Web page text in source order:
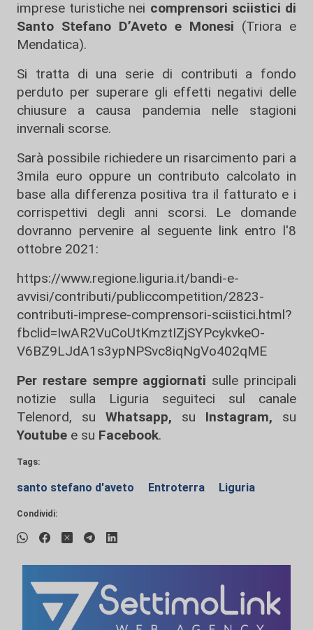
imprese turistiche nei comprensori sciistici di
Santo Stefano D’Aveto e Monesi (Triora e
Mendatica).
Si tratta di una serie di contributi a fondo
perduto per superare gli effetti negativi delle
chiusure a causa pandemia nelle stagioni
invernali scorse.
Sarà possibile richiedere un risarcimento pari a
3mila euro oppure un contributo calcolato in
base alla differenza positiva tra il fatturato e i
corrispettivi degli anni scorsi. Le domande
dovranno pervenire al seguente link entro l'8
ottobre 2021:
https://www.regione.liguria.it/bandi-e-
avvisi/contributi/publiccompetition/2823-
contributi-imprese-comprensori-sciistici.html?
fbclid=IwAR2VuCoUtKmztIZjSYPcykvkeO-
V6BZ9LJdA1s3ypNPSvc8iqNgVo402qME
Per restare sempre aggiornati sulle principali
notizie sulla Liguria seguiteci sul canale
Telenord, su
Whatsapp, su Instagram, su
Youtube e su Facebook.
Tags:
santo stefano d'aveto Entroterra Liguria
Condividi: